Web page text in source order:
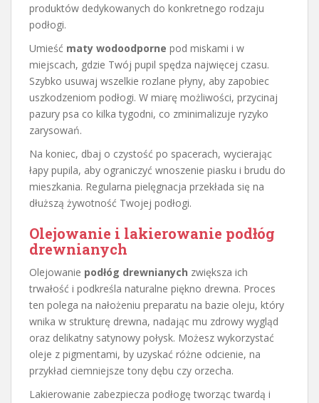
produktów dedykowanych do konkretnego rodzaju
podłogi.
Umieść maty wodoodporne pod miskami i w
miejscach, gdzie Twój pupil spędza najwięcej czasu.
Szybko usuwaj wszelkie rozlane płyny, aby zapobiec
uszkodzeniom podłogi. W miarę możliwości, przycinaj
pazury psa co kilka tygodni, co zminimalizuje ryzyko
zarysowań.
Na koniec, dbaj o czystość po spacerach, wycierając
łapy pupila, aby ograniczyć wnoszenie piasku i brudu do
mieszkania. Regularna pielęgnacja przekłada się na
dłuższą żywotność Twojej podłogi.
Olejowanie i lakierowanie podłóg
drewnianych
Olejowanie podłóg drewnianych zwiększa ich
trwałość i podkreśla naturalne piękno drewna. Proces
ten polega na nałożeniu preparatu na bazie oleju, który
wnika w strukturę drewna, nadając mu zdrowy wygląd
oraz delikatny satynowy połysk. Możesz wykorzystać
oleje z pigmentami, by uzyskać różne odcienie, na
przykład ciemniejsze tony dębu czy orzecha.
Lakierowanie zabezpiecza podłogę tworząc twardą i